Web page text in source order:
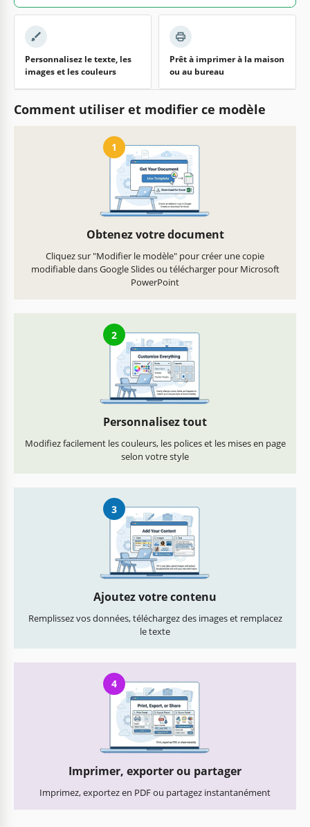
Personnalisez le texte, les
images et les couleurs
Prêt à imprimer à la maison
ou au bureau
Comment utiliser et modifier ce modèle
1
Obtenez votre document
Cliquez sur "Modifier le modèle" pour créer une copie
modifiable dans Google Slides ou télécharger pour Microsoft
PowerPoint
2
Personnalisez tout
Modifiez facilement les couleurs, les polices et les mises en page
selon votre style
3
Ajoutez votre contenu
Remplissez vos données, téléchargez des images et remplacez
le texte
4
Imprimer, exporter ou partager
Imprimez, exportez en PDF ou partagez instantanément